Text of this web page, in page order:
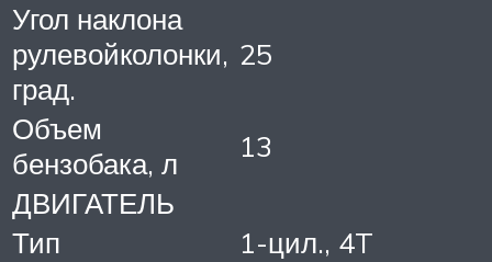
Угол наклона
рулевойколонки,
град.
25
Объем
бензобака, л
13
ДВИГАТЕЛЬ
Тип
1-цил., 4T